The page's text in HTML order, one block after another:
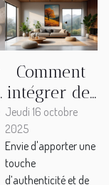
Comment
intégrer des
éléments
naturels
dans votre
déco
Jeudi 16 octobre
2025
Envie d'apporter une
touche
d’authenticité et de